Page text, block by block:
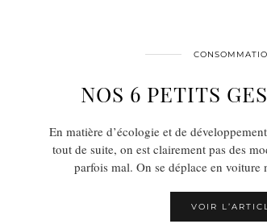
NOS 6 PETITS
En matière d’écologie et de
tout de suite, on est clairement pas des
parfois mal. On se déplace en
VOIR